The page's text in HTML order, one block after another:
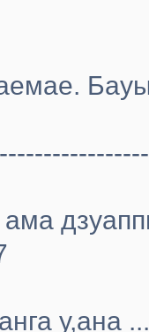
у,ана ...